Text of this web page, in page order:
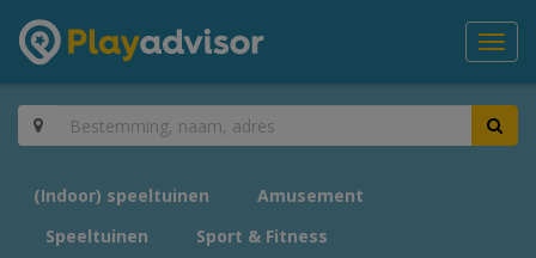
(Indoor) speeltuinen
Amusement
Speeltuinen
Sport & Fitness